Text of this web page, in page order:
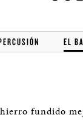
EL
fundido